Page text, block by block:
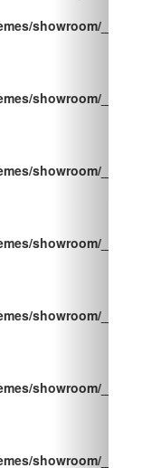
showroom/
showroom/
showroom/
showroom/
showroom/
showroom/
showroom/